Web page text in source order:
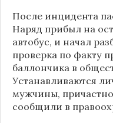
После инцидента
Наряд прибыл на
автобус, и начал
проверка по факту
баллончика в
Устанавливаются
мужчины,
сообщили в